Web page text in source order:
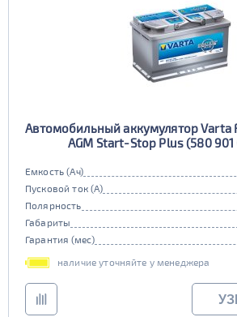
Автомобильный аккумулятор Varta
AGM Start-Stop Plus (580
Емкость (Ач)
Пусковой ток (А)
Полярность
Габариты
Гарантия (мес)
наличие уточняйте у менеджера